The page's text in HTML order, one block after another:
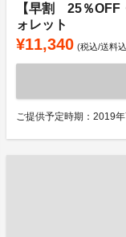
【早割 25％OFF
ォレット
¥11,340 (税込/送料
ご提供予定時期：2019